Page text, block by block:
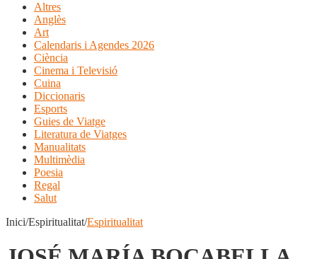
Altres
Anglès
Art
Calendaris i Agendes 2026
Ciència
Cinema i Televisió
Cuina
Diccionaris
Esports
Guies de Viatge
Literatura de Viatges
Manualitats
Multimèdia
Poesia
Regal
Salut
Inici/Espiritualitat/Espiritualitat